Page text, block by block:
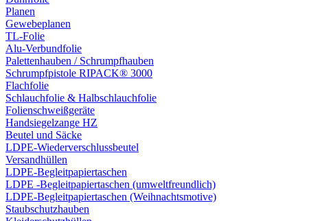
Planen
Gewebeplanen
TL-Folie
Alu-Verbundfolie
Palettenhauben / Schrumpfhauben
Schrumpfpistole RIPACK® 3000
Flachfolie
Schlauchfolie & Halbschlauchfolie
Folienschweißgeräte
Handsiegelzange HZ
Beutel und Säcke
LDPE-Wiederverschlussbeutel
Versandhüllen
LDPE-Begleitpapiertaschen
LDPE -Begleitpapiertaschen (umweltfreundlich)
LDPE-Begleitpapiertaschen (Weihnachtsmotive)
Staubschutzhauben